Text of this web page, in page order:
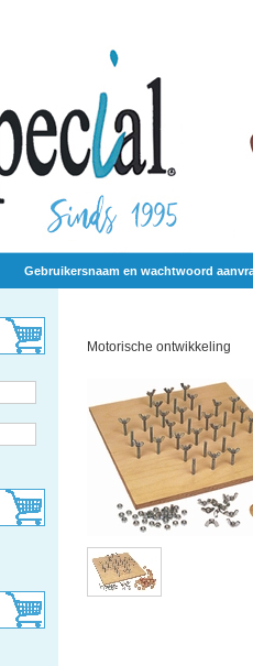
Gebruikersnaam en wachtwoord
Motorische ontwikkeling